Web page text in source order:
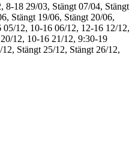
8-18 29/03, Stängt 07/04, Stängt
Stängt 19/06, Stängt 20/06,
05/12, 10-16 06/12, 12-16 12/12,
20/12, 10-16 21/12, 9:30-19
12, Stängt 25/12, Stängt 26/12,